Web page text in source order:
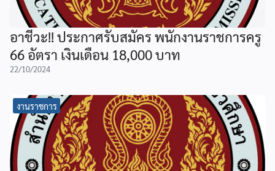
อาชีวะ!! ประกาศรับสมัคร พนักงานราชการครู
66 อัตรา เงินเดือน 18,000 บาท
22/10/2024
งานราชการ